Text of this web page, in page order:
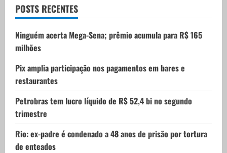
t
i
o
n
POSTS RECENTES
Ninguém acerta Mega-Sena; prêmio acumula para R$ 165
milhões
Pix amplia participação nos pagamentos em bares e
restaurantes
Petrobras tem lucro líquido de R$ 52,4 bi no segundo
trimestre
Rio: ex-padre é condenado a 48 anos de prisão por tortura
de enteados